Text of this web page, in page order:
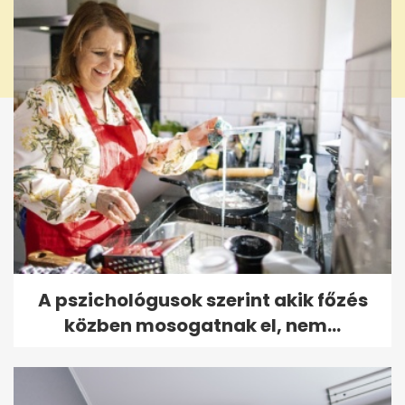
A pszichológusok szerint akik főzés
közben mosogatnak el, nem...